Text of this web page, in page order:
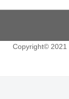
Copyright© 2021